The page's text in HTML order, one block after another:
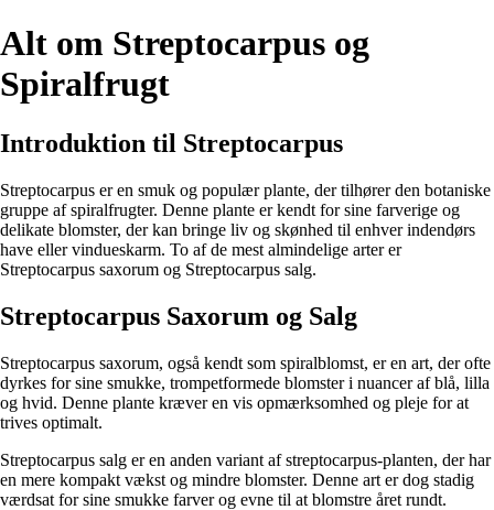
Alt om Streptocarpus og
Spiralfrugt
Introduktion til Streptocarpus
Streptocarpus er en smuk og populær plante, der tilhører den botaniske
gruppe af spiralfrugter. Denne plante er kendt for sine farverige og
delikate blomster, der kan bringe liv og skønhed til enhver indendørs
have eller vindueskarm. To af de mest almindelige arter er
Streptocarpus saxorum og Streptocarpus salg.
Streptocarpus Saxorum og Salg
Streptocarpus saxorum, også kendt som spiralblomst, er en art, der ofte
dyrkes for sine smukke, trompetformede blomster i nuancer af blå, lilla
og hvid. Denne plante kræver en vis opmærksomhed og pleje for at
trives optimalt.
Streptocarpus salg er en anden variant af streptocarpus-planten, der har
en mere kompakt vækst og mindre blomster. Denne art er dog stadig
værdsat for sine smukke farver og evne til at blomstre året rundt.